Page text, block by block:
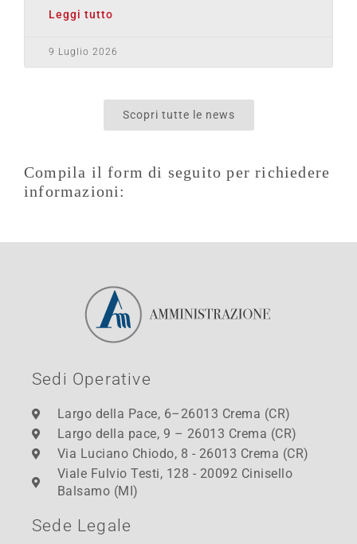
Leggi tutto
9 Luglio 2026
Scopri tutte le news
Compila il form di seguito per richiedere
informazioni:
Sedi Operative
Largo della Pace, 6–26013 Crema (CR)
Largo della pace, 9 – 26013 Crema (CR)
Via Luciano Chiodo, 8 - 26013 Crema (CR)
Viale Fulvio Testi, 128 - 20092 Cinisello
Balsamo (MI)
Sede Legale